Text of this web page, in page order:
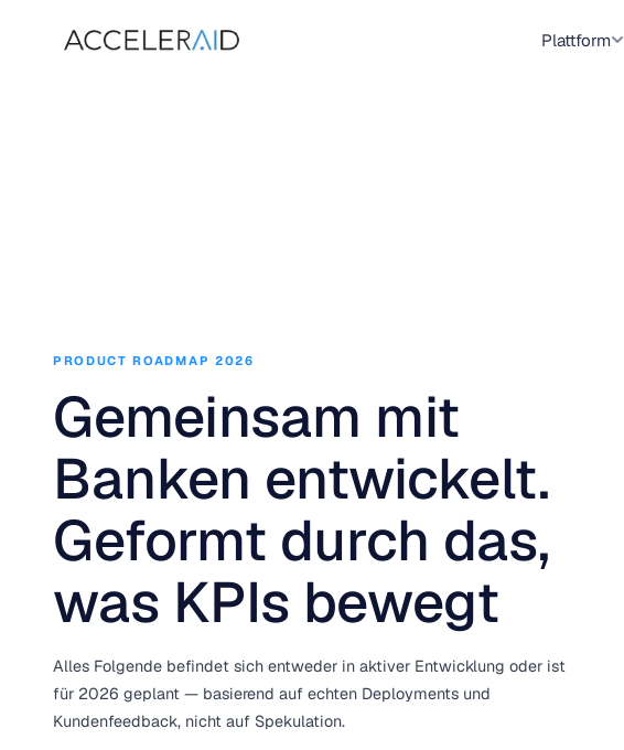
Plattform
PRODUCT ROADMAP 2026
Gemeinsam mit
Banken entwickelt.
Geformt durch das,
was KPIs bewegt
Alles Folgende befindet sich entweder in aktiver Entwicklung oder ist
für 2026 geplant — basierend auf echten Deployments und
Kundenfeedback, nicht auf Spekulation.